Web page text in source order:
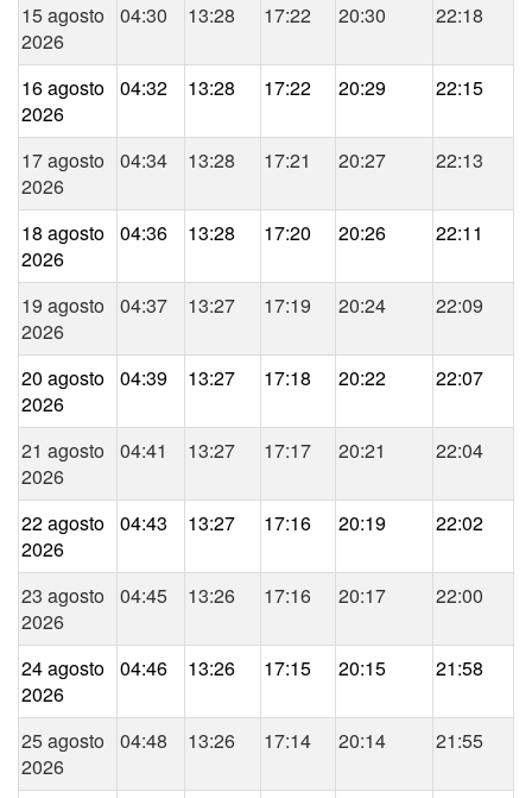
15 agosto
2026
04:30 13:28 17:22 20:30 22:18
16 agosto
2026
04:32 13:28 17:22 20:29 22:15
17 agosto
2026
04:34 13:28 17:21 20:27 22:13
18 agosto
2026
04:36 13:28 17:20 20:26 22:11
19 agosto
2026
04:37 13:27 17:19 20:24 22:09
20 agosto
2026
04:39 13:27 17:18 20:22 22:07
21 agosto
2026
04:41 13:27 17:17 20:21 22:04
22 agosto
2026
04:43 13:27 17:16 20:19 22:02
23 agosto
2026
04:45 13:26 17:16 20:17 22:00
24 agosto
2026
04:46 13:26 17:15 20:15 21:58
25 agosto
2026
04:48 13:26 17:14 20:14 21:55